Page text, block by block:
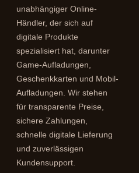
unabhängiger Online-
Händler, der sich auf
digitale Produkte
spezialisiert hat, darunter
Game-Aufladungen,
Geschenkkarten und Mobil-
Aufladungen. Wir stehen
für transparente Preise,
sichere Zahlungen,
schnelle digitale Lieferung
und zuverlässigen
Kundensupport.